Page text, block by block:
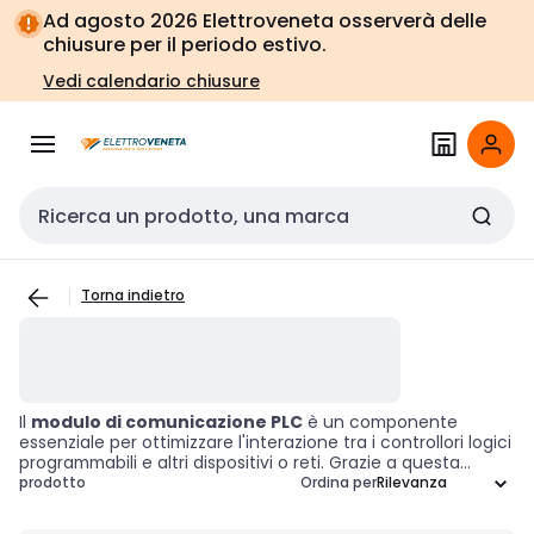
Vai alla
navigazione
Vai
alla
pagina
Ad agosto 2026 Elettroveneta osserverà delle
chiusure per il periodo estivo.
Vedi calendario chiusure
Cerca input
Torna indietro
Il modulo di comunicazione PLC è un componente
essenziale per ottimizzare l'interazione tra i controllori logici
programmabili e altri dispositivi o reti. Grazie a questa
soluzione, è possibile garantire un'efficacescambio di
prodotto Ordina per